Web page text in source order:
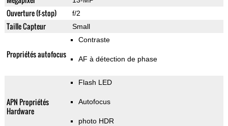
Ouverture (f-stop) f/2
Taille Capteur Small
Propriétés autofocus
Contraste
AF à détection de phase
APN Propriétés
Hardware
Flash LED
Autofocus
photo HDR